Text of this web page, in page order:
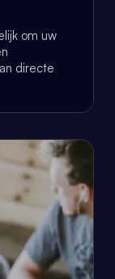
om uw
directe